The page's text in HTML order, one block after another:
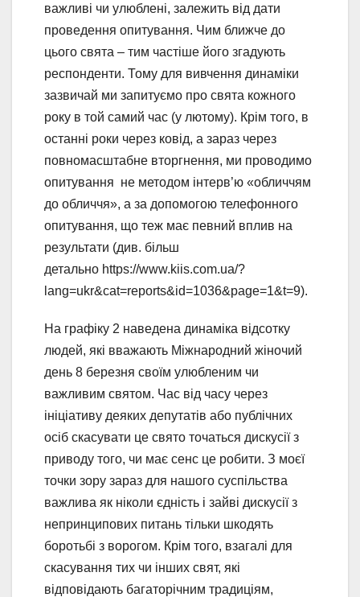
важливі чи улюблені, залежить від дати
проведення опитування. Чим ближче до
цього свята – тим частіше його згадують
респонденти. Тому для вивчення динаміки
зазвичай ми запитуємо про свята кожного
року в той самий час (у лютому). Крім того, в
останні роки через ковід, а зараз через
повномасштабне вторгнення, ми проводимо
опитування не методом інтерв’ю «обличчям
до обличчя», а за допомогою телефонного
опитування, що теж має певний вплив на
результати (див. більш
детально https://www.kiis.com.ua/?
lang=ukr&cat=reports&id=1036&page=1&t=9).
На графіку 2 наведена динаміка відсотку
людей, які вважають Міжнародний жіночий
день 8 березня своїм улюбленим чи
важливим святом. Час від часу через
ініціативу деяких депутатів або публічних
осіб скасувати це свято точаться дискусії з
приводу того, чи має сенс це робити. З моєї
точки зору зараз для нашого суспільства
важлива як ніколи єдність і зайві дискусії з
непринципових питань тільки шкодять
боротьбі з ворогом. Крім того, взагалі для
скасування тих чи інших свят, які
відповідають багаторічним традиціям,